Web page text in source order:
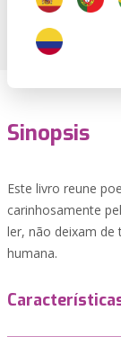
Sinopsis
Este livro reune
carinhosamente
ler, não deixam de
humana.